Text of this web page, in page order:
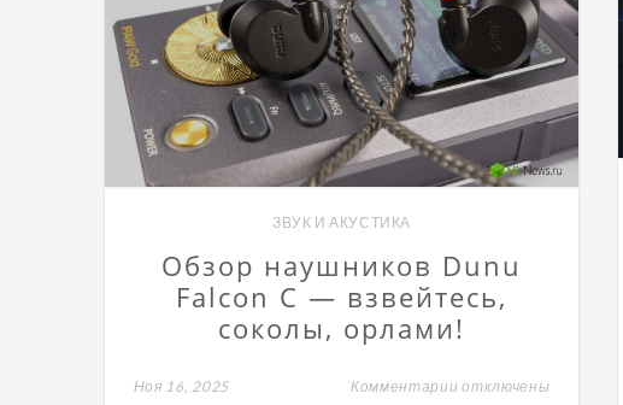
ЗВУК И АКУСТИКА
Обзор наушников Dunu
Falcon C — взвейтесь,
соколы, орлами!
Ноя 16, 2025 Комментарии к
отключены